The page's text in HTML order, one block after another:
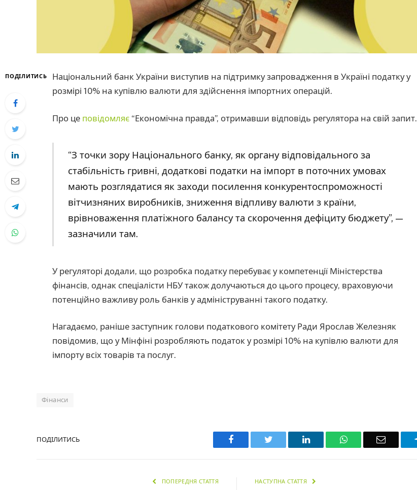
ПОДІЛИТИСЬ
Національний банк України виступив на підтримку запровадження в Україні податку у
розмірі 10% на купівлю валюти для здійснення імпортних операцій.
Про це повідомляє “Економічна правда”, отримавши відповідь регулятора на свій запит.
“З точки зору Національного банку, як органу відповідального за
стабільність гривні, додаткові податки на імпорт в поточних умовах
мають розглядатися як заходи посилення конкурентоспроможності
вітчизняних виробників, зниження відпливу валюти з країни,
врівноваження платіжного балансу та скорочення дефіциту бюджету”, —
зазначили там.
У регуляторі додали, що розробка податку перебуває у компетенції Міністерства
фінансів, однак спеціалісти НБУ також долучаються до цього процесу, враховуючи
потенційно важливу роль банків у адмініструванні такого податку.
Нагадаємо, раніше заступник голови податкового комітету Ради Ярослав Железняк
повідомив, що у Мінфіні розробляють податок у розмірі 10% на купівлю валюти для
імпорту всіх товарів та послуг.
Фінанси
ПОДІЛИТИСЬ Facebook Twitter LinkedIn WhatsAppEmail
ПОПЕРЕДНЯ СТАТТЯ НАСТУПНА СТАТТЯ